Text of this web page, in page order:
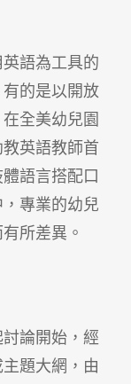
語為工具的
的是以開放
全美幼兒園
英語教師首
語言搭配口
專業的幼兒
所差異。
論開始，經
題大網，由